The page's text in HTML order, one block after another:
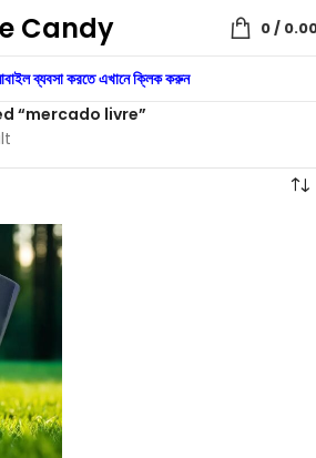
Candy 0/
ব্যবসা করতে এখানে ক্লিক করুন
“mercado livre”